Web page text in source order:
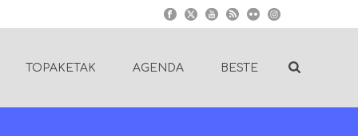
TOPAKETAK AGENDA BESTE